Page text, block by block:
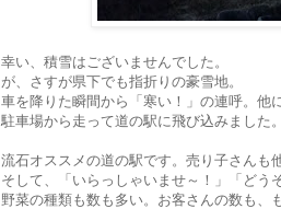
幸い、積雪はございませんでした。
が、さすが県下でも指折りの豪雪地。
車を降りた瞬間から「寒い！」の連呼。他
駐車場から走って道の駅に飛び込みました。
流石オススメの道の駅です。売り子さんも
そして、「いらっしゃいませ～！」「どう
野菜の種類も数も多い。お客さんの数も、